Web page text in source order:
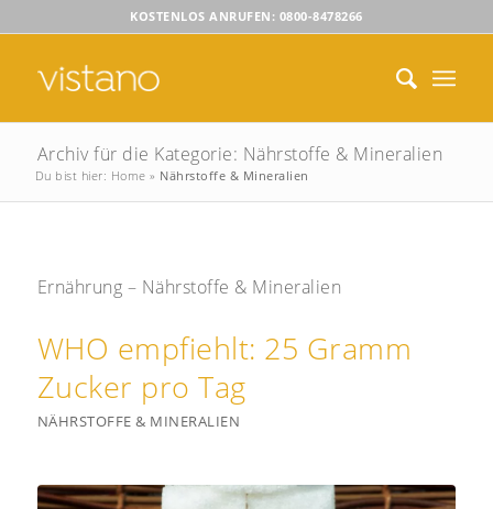
KOSTENLOS ANRUFEN: 0800-8478266
Archiv für die Kategorie: Nährstoffe & Mineralien
Du bist hier: Home » Nährstoffe & Mineralien
Ernährung – Nährstoffe & Mineralien
WHO empfiehlt: 25 Gramm
Zucker pro Tag
NÄHRSTOFFE & MINERALIEN